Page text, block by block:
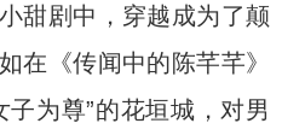
甜剧中，穿越成为了颠
在《传闻中的陈芊芊》
为尊”的花垣城，对男